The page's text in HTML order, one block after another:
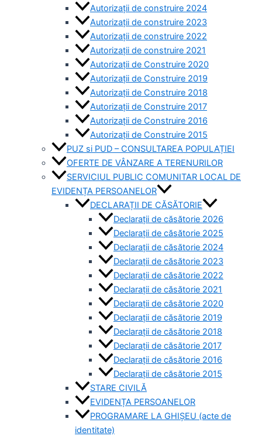
Autorizații de construire 2024
Autorizații de construire 2023
Autorizații de construire 2022
Autorizații de construire 2021
Autorizații de Construire 2020
Autorizații de Construire 2019
Autorizaţii de Construire 2018
Autorizaţii de Construire 2017
Autorizaţii de Construire 2016
Autorizaţii de Construire 2015
PUZ si PUD – CONSULTAREA POPULAȚIEI
OFERTE DE VÂNZARE A TERENURILOR
SERVICIUL PUBLIC COMUNITAR LOCAL DE
EVIDENȚA PERSOANELOR
DECLARAȚII DE CĂSĂTORIE
Declarații de căsătorie 2026
Declarații de căsătorie 2025
Declarații de căsătorie 2024
Declarații de căsătorie 2023
Declarații de căsătorie 2022
Declarații de căsătorie 2021
Declarații de căsătorie 2020
Declarații de căsătorie 2019
Declarații de căsătorie 2018
Declarații de căsătorie 2017
Declarații de căsătorie 2016
Declarații de căsătorie 2015
STARE CIVILĂ
EVIDENȚA PERSOANELOR
PROGRAMARE LA GHIȘEU (acte de
identitate)